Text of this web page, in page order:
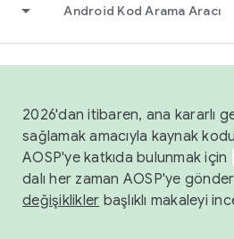
Android Kod Arama Aracı
2026'dan itibaren, ana kararlı
sağlamak amacıyla kaynak
AOSP'ye katkıda bulunmak için
dalı her zaman AOSP'ye
değişiklikler başlıklı makaleyi